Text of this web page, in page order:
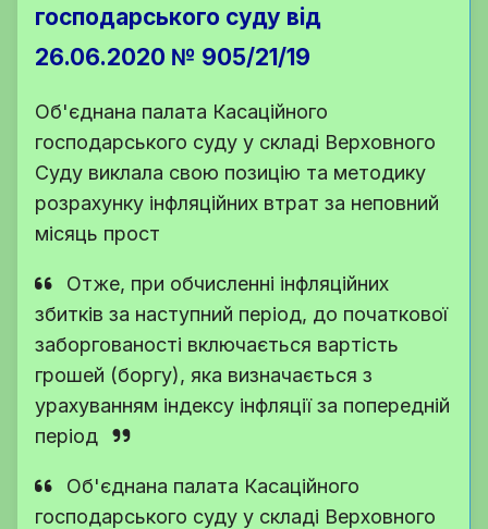
господарського суду від
26.06.2020 № 905/21/19
Об'єднана палата Касаційного
господарського суду у складі Верховного
Суду виклала свою позицію та методику
розрахунку інфляційних втрат за неповний
місяць прост
Отже, при обчисленні інфляційних
збитків за наступний період, до початкової
заборгованості включається вартість
грошей (боргу), яка визначається з
урахуванням індексу інфляції за попередній
період
Об'єднана палата Касаційного
господарського суду у складі Верховного